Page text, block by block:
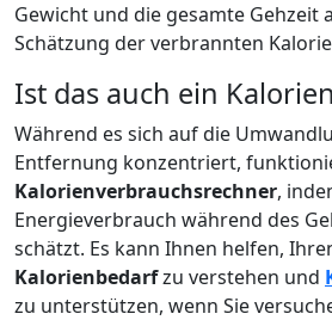
Gewicht und die gesamte Gehzeit
Schätzung der verbrannten
Ist das auch ein
Während es sich auf die
Entfernung konzentriert,
Kalorienverbrauchsrechner,
Energieverbrauch während des
schätzt. Es kann Ihnen helfen,
Kalorienbedarfzu verstehen und
zu unterstützen, wenn Sie